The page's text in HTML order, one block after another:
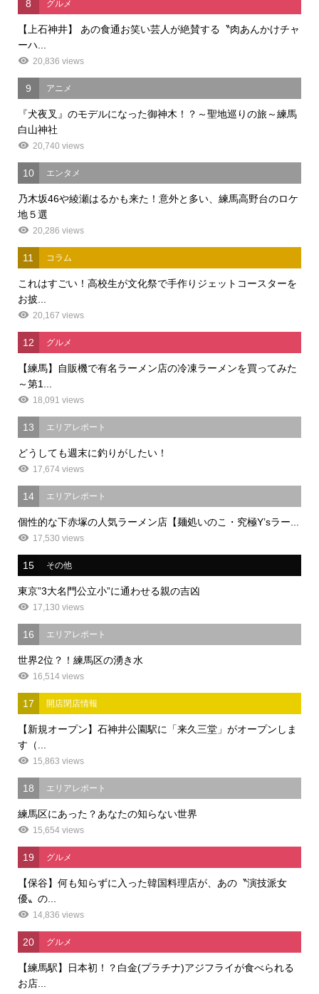
8 グルメ
【上石神井】 あの食通お笑い芸人が絶賛する〝肉あんかけチャ
ーハ...
20,836 views
9 アニメ
『犬夜叉』のモデルになった御神木！？～聖地巡りの旅～練馬
白山神社
20,740 views
10 エンタメ
乃木坂46や綾瀬はるかも来た！意外と多い、練馬高野台のロケ
地５選
20,286 views
11 コラム
これはすごい！高校生が文化祭で手作りジェットコースターを
お披...
20,167 views
12 グルメ
【練馬】自販機で有名ラーメン店の冷凍ラーメンを買ってみた
～第1...
18,091 views
13 エリアレポート
どうしても週末に釣りがしたい！
17,674 views
14 エリアレポート
個性的な下赤塚の人気ラーメン店【麺処いのこ・究極Y’sラー...
17,530 views
15 その他
東京”3大名門公立小”に通わせる親の吉凶
17,130 views
16 エリアレポート
世界2位？！練馬区の湧き水
16,514 views
17 開店閉店情報
【新規オープン】石神井公園駅に「来久三堂」がオープンしま
す（...
15,863 views
18 エリアレポート
練馬区にあった？あなたの知らない世界
15,654 views
19 グルメ
【保谷】何も知らずに入った韓国料理店が、あの〝演技派女
優〟の...
14,836 views
20 グルメ
【練馬駅】日本初！？白金(プラチナ)アジフライが食べられる
お店...